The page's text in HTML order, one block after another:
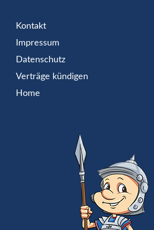
Kontakt
Impressum
Datenschutz
Verträge kündigen
Home